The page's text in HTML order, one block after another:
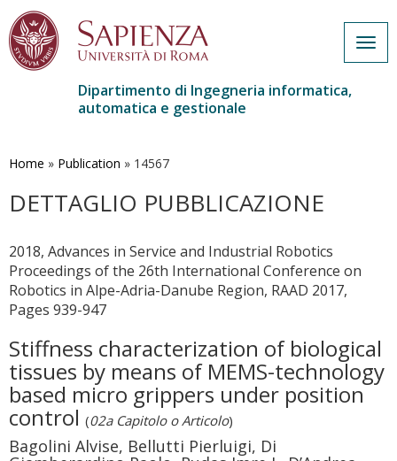
contenuto
Dipartimento di Ingegneria informatica,
automatica e gestionale
Home » Publication » 14567
DETTAGLIO PUBBLICAZIONE
2018, Advances in Service and Industrial Robotics
Proceedings of the 26th International Conference on
Robotics in Alpe-Adria-Danube Region, RAAD 2017,
Pages 939-947
Stiffness characterization of biological
tissues by means of MEMS-technology
based micro grippers under position
control (02a Capitolo o Articolo)
Bagolini Alvise, Bellutti Pierluigi, Di